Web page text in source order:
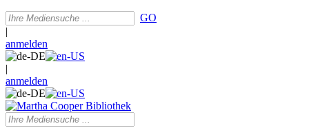
GO
|
anmelden
|
anmelden